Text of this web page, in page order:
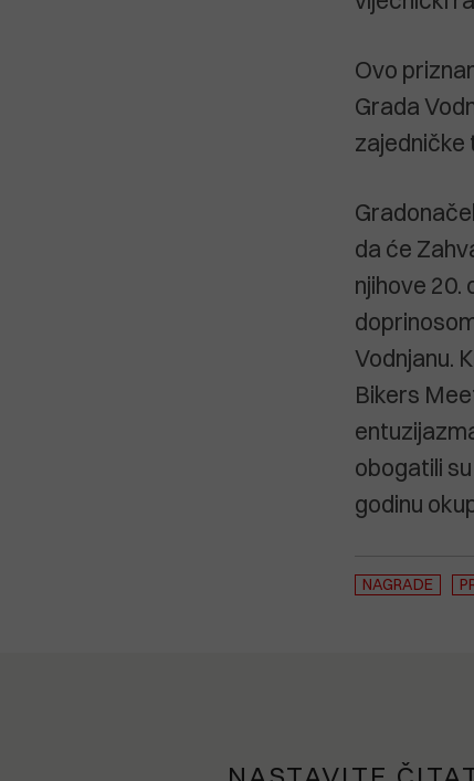
Ovo
Grada
zajedničke
da će
njihove 20.
Vodnjanu.
Bikers
obogatili
godinu
NAGRADE